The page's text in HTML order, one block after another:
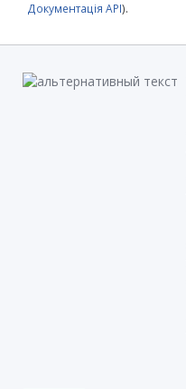
Документація API).